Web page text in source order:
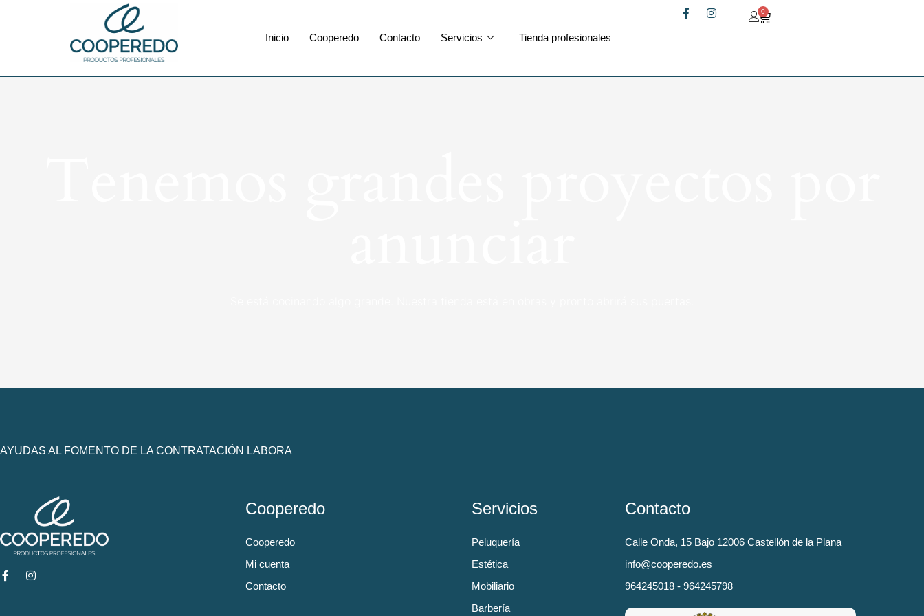
Inicio Cooperedo Contacto Servicios Tienda profesionales
0
AYUDAS AL FOMENTO DE LA CONTRATACIÓN LABORA
Cooperedo
Cooperedo
Mi cuenta
Contacto
Servicios
Peluquería
Estética
Mobiliario
Barbería
Contacto
Calle Onda, 15 Bajo 12006 Castellón de la Plana
info@cooperedo.es
964245018 - 964245798